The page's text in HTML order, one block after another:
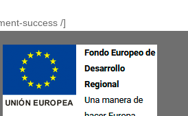
success /]